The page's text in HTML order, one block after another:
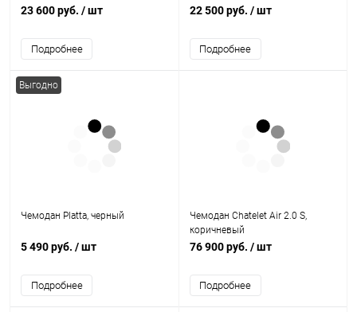
23 600 руб. / шт
Подробнее
22 500 руб. / шт
Подробнее
Выгодно
Чемодан Platta, черный
5 490 руб. / шт
Подробнее
Чемодан Chatelet Air 2.0 S,
коричневый
76 900 руб. / шт
Подробнее